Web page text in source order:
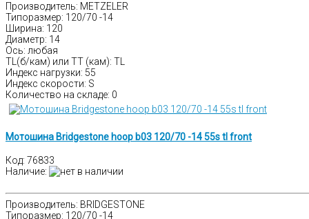
Производитель: METZELER
Типоразмер: 120/70 -14
Ширина: 120
Диаметр: 14
Ось: любая
TL(б/кам) или TT (кам): TL
Индекс нагрузки: 55
Индекс скорости: S
Количество на складе: 0
Мотошина Bridgestone hoop b03 120/70 -14 55s tl front
Код: 76833
Наличие:
Производитель: BRIDGESTONE
Типоразмер: 120/70 -14